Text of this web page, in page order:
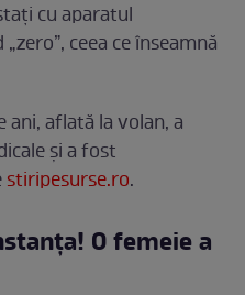
cu aparatul
ceea ce înseamnă
ani, aflată la volan, a
și a fost
stiripesurse.ro.
O femeie a